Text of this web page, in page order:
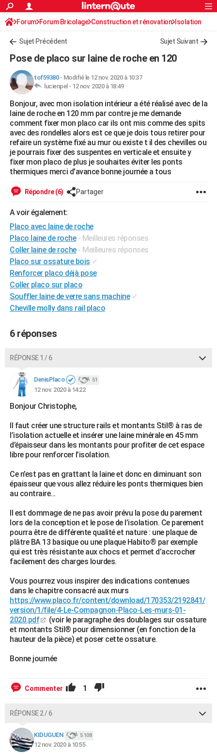
ACTUALITÉS
Politique
Société
Faits Divers
Education
Monde
Villes
+
FINANCE
Retraite
Impôts
Epargne
Immobilier
Risques naturels par ville
Banque
Assurance
Crédit
AUTO
Essais
Réserver un essai
Citadines
Berlines
SUV
Forum auto
+HIGH-TECH
Mobiles
Meilleur smartphone
Internet
Ordinateurs
Jeux vidéo
Guide high-tech
+BRICOLAGE
Forum
Aménagement intérieur
Extérieur
Cuisine
Salle de bains
Jardinage
Rangement
WEEK-END
Guides de France
Escapades
Patrimoine
Expositions
Musées
Week-end nature
+LIFESTYLE
Art de vivre
Bien-être
Loisirs
Mode
Modes de vie
SANTE
VOYAGE
Destinations
City break
Voyage nature
Voyage de noces
Forum
Climat
PHOTO
GUIDES D'ACHAT
BONS PLANS
CARTE DE VOEUX
Carte de Noël
Carte Bonne année
Carte Saint-Valentin
Carte Pâques
Carte d'anniversaire
DICTIONNAIRE
FORUM
Bricolage
Lifestyle
Culture
Sport
Auto
Television
Voyage
Cinema
Rechercher
S'inscrire
Connexion
Forum Forum Bricolage Construction et rénovation Isolation
Sujet Précédent Sujet Suivant
Pose de placo sur laine de roche en 120
tof59380- Modifié le 12 nov. 2020 à 10:37
lucienpel - 12 nov. 2020 à 18:49
Bonjour, avec mon isolation intérieur a été réalisé avec de la
laine de roche en 120 mm par contre je me demande
comment fixer mon placo car ils ont mis comme des spits
avec des rondelles alors est ce que je dois tous retirer pour
refaire un système fixé au mur ou existe t il des chevilles ou
je pourrais fixer des suspentes en verticale et ensuite y
fixer mon placo de plus je souhaites éviter les ponts
thermiques merci d'avance bonne journée a tous
Répondre (6) Partager
A voir également:
Placo avec laine de roche
Placo laine de roche - Meilleures réponses
Coller laine de roche - Meilleures réponses
Placo sur ossature bois ✓
Renforcer placo déjà pose
Coller placo sur placo
Souffler laine de verre sans machine ✓
Cheville molly dans rail placo
6 réponses
RÉPONSE 1 / 6
DenisPlaco 51
12 nov. 2020 à 14:22
Bonjour Christophe,
Il faut créer une structure rails et montants Stil® à ras de
l’isolation actuelle et insérer une laine minérale en 45 mm
d’épaisseur dans les montants pour profiter de cet espace
libre pour renforcer l’isolation.
Ce n’est pas en grattant la laine et donc en diminuant son
épaisseur que vous allez réduire les ponts thermiques bien
au contraire...
Il est dommage de ne pas avoir prévu la pose du parement
lors de la conception et le pose de l’isolation. Ce parement
pourra être de différente qualité et nature : une plaque de
plâtre BA 13 basique ou une plaque Habito® par exemple
qui est très résistante aux chocs et permet d’accrocher
facilement des charges lourdes.
Vous pourrez vous inspirer des indications contenues
dans le chapitre consacré aux murs
https://www.placo.fr/content/download/170353/2192841/
version/1/file/4-Le-Compagnon-Placo-Les-murs-01-
2020.pdf
(voir le paragraphe des doublages sur ossature
et montants Stil® pour dimensionner (en fonction de la
hauteur de la pièce) et poser cette ossature.
Bonne journée
Commenter 1
RÉPONSE 2 / 6
KIDUGUEN 5 108
12 nov. 2020 à 10:55